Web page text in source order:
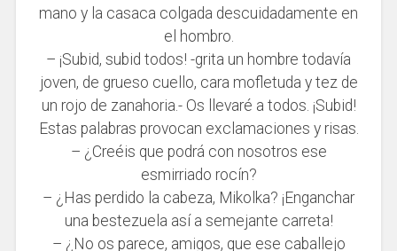
mano y la casaca colgada descuidadamente en
el hombro.
– ¡Subid, subid todos! -grita un hombre todavía
joven, de grueso cuello, cara mofletuda y tez de
un rojo de zanahoria.- Os llevaré a todos. ¡Subid!
Estas palabras provocan exclamaciones y risas.
– ¿Creéis que podrá con nosotros ese
esmirriado rocín?
– ¿Has perdido la cabeza, Mikolka? ¡Enganchar
una bestezuela así a semejante carreta!
– ¿No os parece, amigos, que ese caballejo